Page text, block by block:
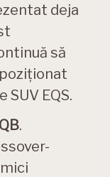
deja
să
SUV EQS.
.